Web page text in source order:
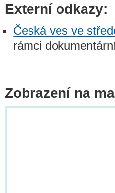
Externí odkazy:
Česká ves ve
rámci
Zobrazení na